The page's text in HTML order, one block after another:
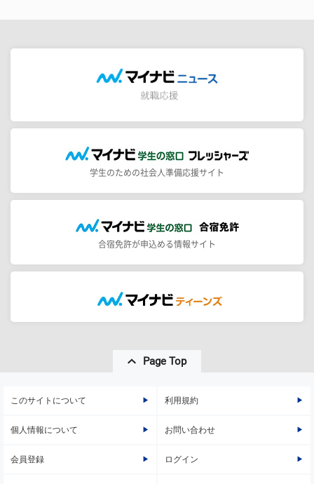
学生のための社会人準備応援サイト
合宿免許が申込める情報サイト
Page Top
このサイトについて 利用規約
個人情報について お問い合わせ
会員登録 ログイン